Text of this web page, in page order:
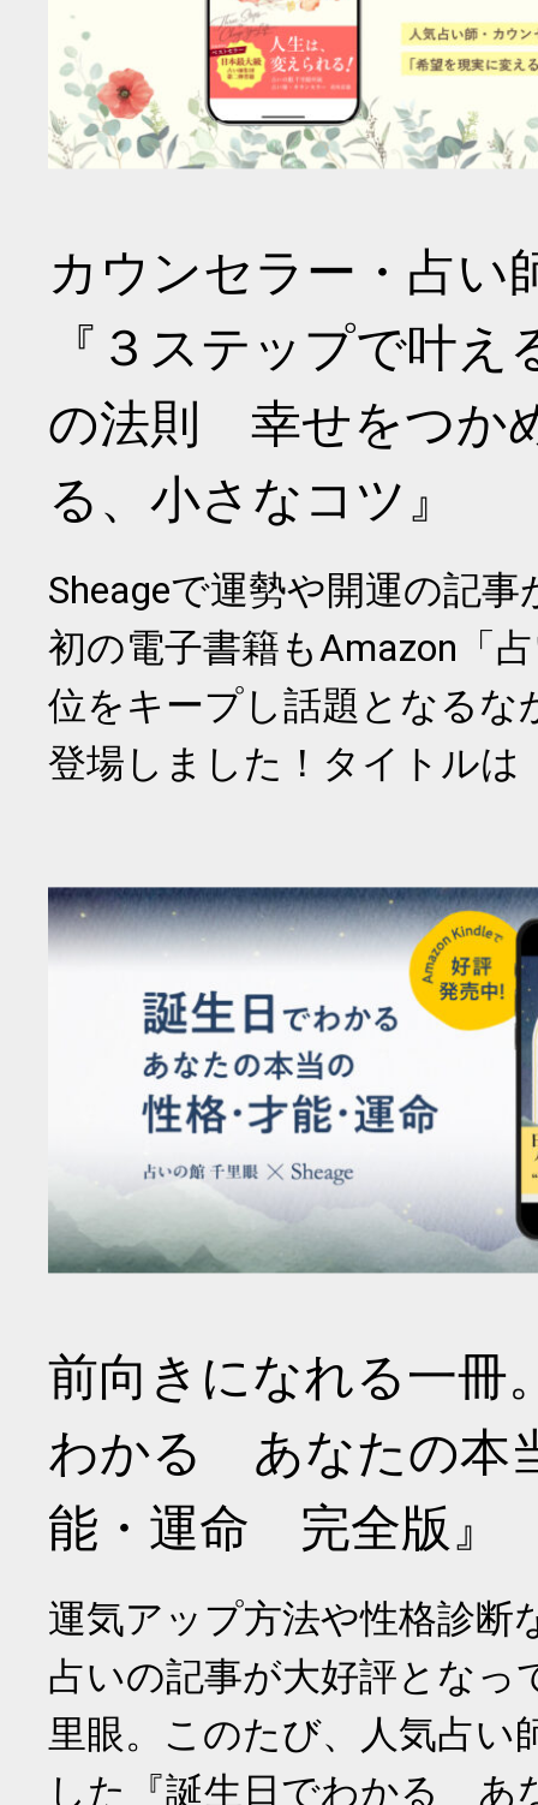
カウンセラー・占い
『３ステップで叶
の法則 幸せをつか
る、小さなコツ』
Sheageで運勢や開運の記
初の電子書籍もAmazon「
位をキープし話題となるな
登場しました！タイトルは
前向きになれる一冊
わかる あなたの本
能・運命 完全版』
運気アップ方法や性格診断
占いの記事が大好評となっ
里眼。このたび、人気占い
した『誕生日でわかる あ